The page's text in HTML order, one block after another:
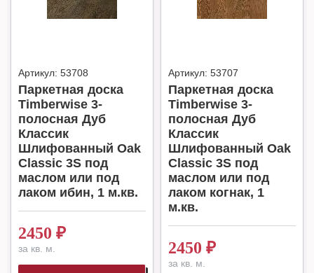
Артикул: 53708
Паркетная доска
Timberwise 3-
полосная Дуб
Классик
Шлифованный Oak
Classic 3S под
маслом или под
лаком ибин, 1 м.кв.
2450 ₽
за кв. м.
Артикул: 53707
Паркетная доска
Timberwise 3-
полосная Дуб
Классик
Шлифованный Oak
Classic 3S под
маслом или под
лаком когнак, 1
м.кв.
2450 ₽
за кв. м.